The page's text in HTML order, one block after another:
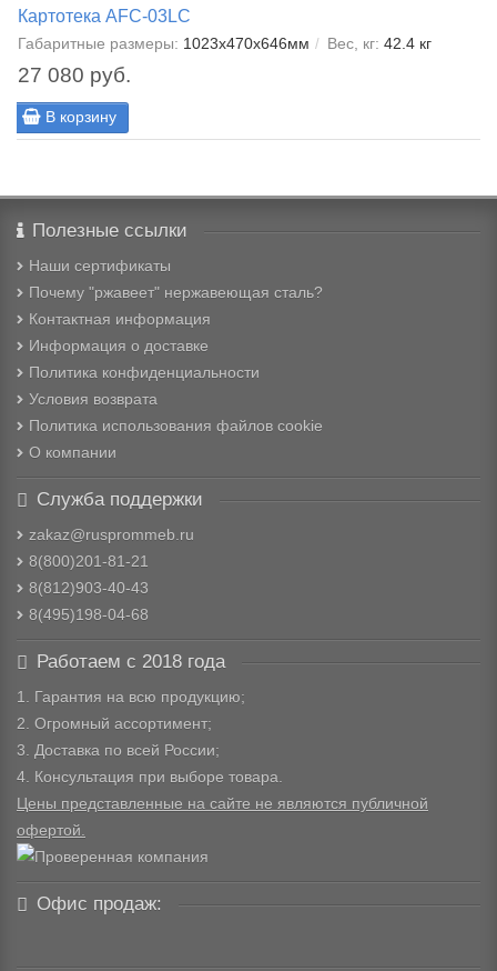
Картотека AFC-03LC
Габаритные размеры: 1023x470x646мм Вес, кг: 42.4 кг
27 080 руб.
В корзину
Полезные ссылки
Наши сертификаты
Почему "ржавеет" нержавеющая сталь?
Контактная информация
Информация о доставке
Политика конфиденциальности
Условия возврата
Политика использования файлов cookie
О компании
Служба поддержки
zakaz@rusprommeb.ru
8(800)201-81-21
8(812)903-40-43
8(495)198-04-68
Работаем с 2018 года
1. Гарантия на всю продукцию;
2. Огромный ассортимент;
3. Доставка по всей России;
4. Консультация при выборе товара.
Цены представленные на сайте не являются публичной
офертой.
Офис продаж: